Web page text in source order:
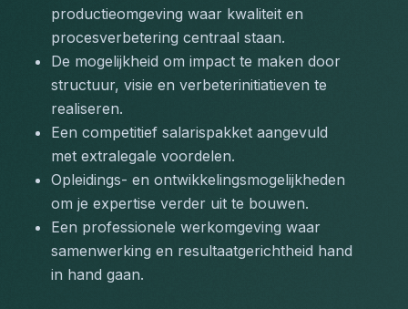
productieomgeving waar kwaliteit en
procesverbetering centraal staan.
De mogelijkheid om impact te maken door
structuur, visie en verbeterinitiatieven te
realiseren.
Een competitief salarispakket aangevuld
met extralegale voordelen.
Opleidings- en ontwikkelingsmogelijkheden
om je expertise verder uit te bouwen.
Een professionele werkomgeving waar
samenwerking en resultaatgerichtheid hand
in hand gaan.